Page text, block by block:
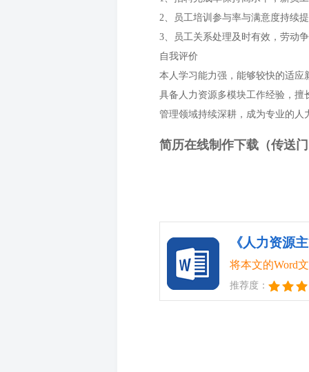
2、员工培训参与率与满意度持续
3、员工关系处理及时有效，劳动
自我评价
本人学习能力强，能够较快的适
具备人力资源多模块工作经验，
管理领域持续深耕，成为专业的人
简历在线制作下载（传送
《人力资源
将本文的Word
推荐度：